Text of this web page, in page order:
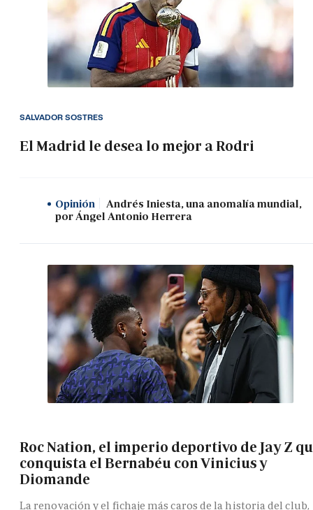
El Madrid le desea lo mejor a Rodri
SALVADOR SOSTRES
Opinión
Andrés Iniesta, una anomalía mundial,
por Ángel Antonio Herrera
Roc Nation, el imperio deportivo de Jay Z
conquista el Bernabéu con Vinicius y
Diomande
La renovación y el fichaje más caros de la historia del club,